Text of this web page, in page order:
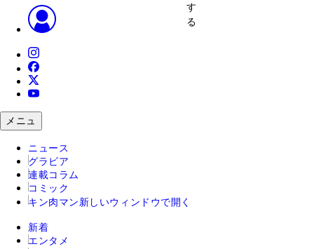
す
る
メニュ
ニュース
グラビア
連載コラム
コミック
キン肉マン 新しいウィンドウで開く
新着
エンタメ